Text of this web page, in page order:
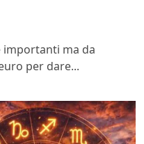
ma da
per dare...